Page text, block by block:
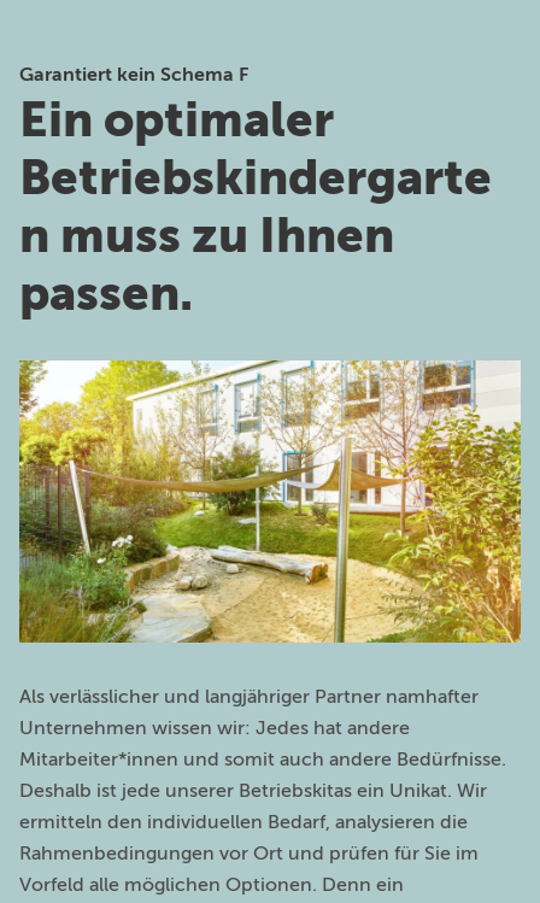
Garantiert kein Schema F
Ein optimaler
Betriebskindergarte
n muss zu Ihnen
passen.
Als verlässlicher und langjähriger Partner namhafter
Unternehmen wissen wir: Jedes hat andere
Mitarbeiter*innen und somit auch andere Bedürfnisse.
Deshalb ist jede unserer Betriebskitas ein Unikat. Wir
ermitteln den individuellen Bedarf, analysieren die
Rahmenbedingungen vor Ort und prüfen für Sie im
Vorfeld alle möglichen Optionen. Denn ein